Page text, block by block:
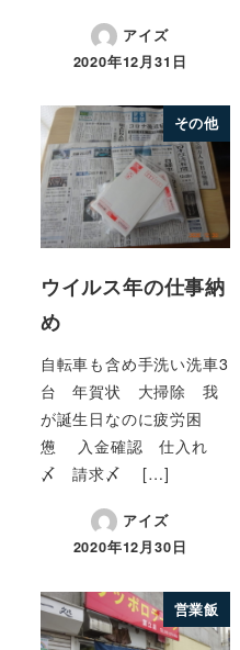
アイズ
2020年12月31日
その他
ウイルス年の仕事納
め
自転車も含め手洗い洗車3
台 年賀状 大掃除 我
が誕生日なのに疲労困
憊 入金確認 仕入れ
〆 請求〆 […]
アイズ
2020年12月30日
営業飯